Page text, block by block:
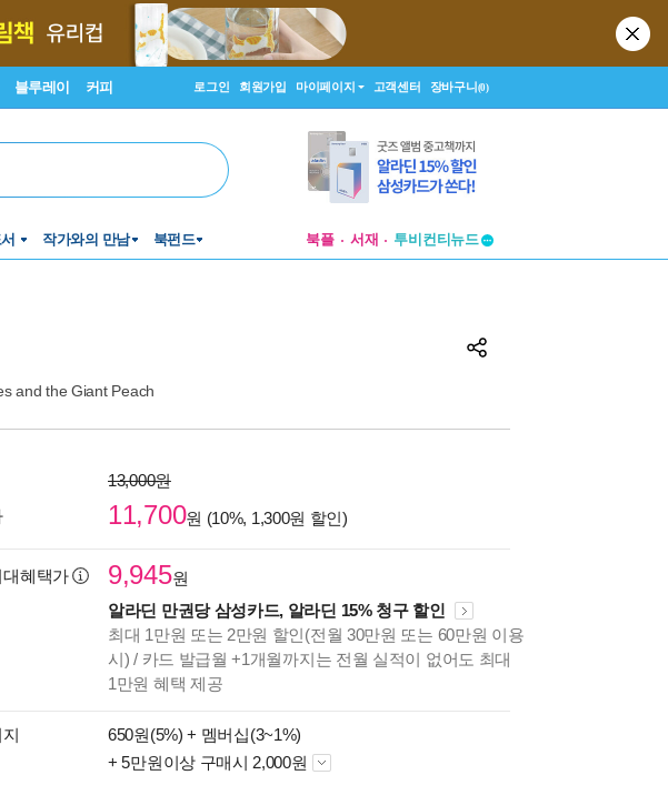
블루레이 커피 로그인 회원가입 마이페이지 고객센터 장바구니(0)
작가와의 만남 북펀드 북플 서재
투비컨티뉴드
and the Giant Peach
13,000원
11,700원 (10%, 1,300원 할인)
대혜택가 9,945원
알라딘 만권당 삼성카드, 알라딘 15% 청구 할인
최대 1만원 또는 2만원 할인(전월 30만원 또는 60만원 이용
시) / 카드 발급월 +1개월까지는 전월 실적이 없어도 최대
1만원 혜택 제공
650원(5%) + 멤버십(3~1%)
+ 5만원이상 구매시 2,000원